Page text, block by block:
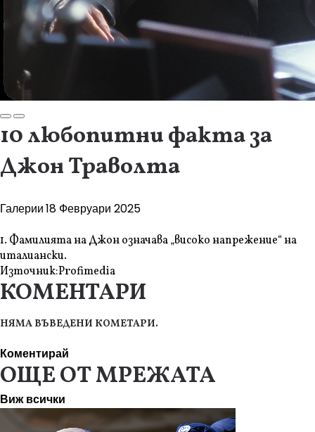
10 любопитни факта за
Джон Траволта
Галерии18 Февруари 2025
1. Фамилията на Джон означава „високо напрежение“ на
италиански.
Източник:Profimedia
КОМЕНТАРИ
НЯМА ВЪВЕДЕНИ КОМЕТАРИ.
Коментирай
ОЩЕ ОТ МРЕЖАТА
Виж всички